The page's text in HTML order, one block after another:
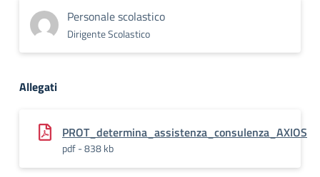
Personale scolastico
Dirigente Scolastico
Allegati
PROT_determina_assistenza_consulenza_AXIOS
pdf - 838 kb